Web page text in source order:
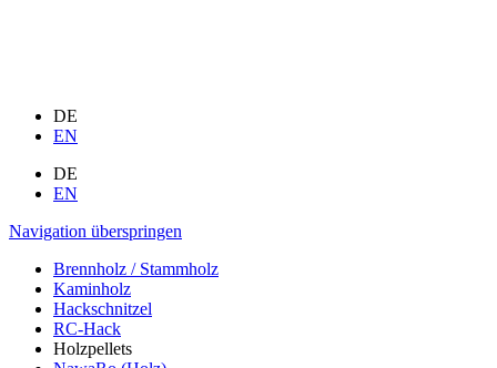
DE
EN
DE
EN
Navigation überspringen
Brennholz / Stammholz
Kaminholz
Hackschnitzel
RC-Hack
Holzpellets